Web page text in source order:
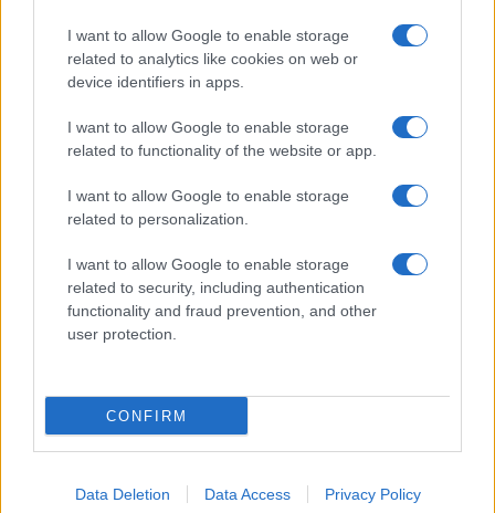
I want to allow Google to enable storage
related to analytics like cookies on web or
device identifiers in apps.
I want to allow Google to enable storage
related to functionality of the website or app.
I want to allow Google to enable storage
related to personalization.
I want to allow Google to enable storage
related to security, including authentication
functionality and fraud prevention, and other
user protection.
CONFIRM
Data Deletion Data Access Privacy Policy